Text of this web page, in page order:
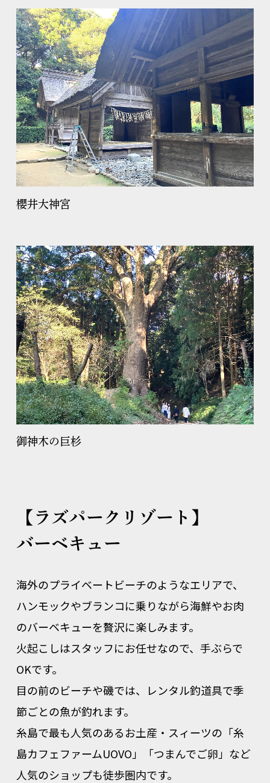
櫻井大神宮
御神木の巨杉
【ラズパークリゾート】
バーベキュー
海外のプライベートビーチのようなエリアで、
ハンモックやブランコに乗りながら海鮮やお肉
のバーベキューを贅沢に楽しみます。
火起こしはスタッフにお任せなので、手ぶらで
OKです。
目の前のビーチや磯では、レンタル釣道具で季
節ごとの魚が釣れます。
糸島で最も人気のあるお土産・スィーツの「糸
島カフェファームUOVO」「つまんでご卵」など
人気のショップも徒歩圏内です。